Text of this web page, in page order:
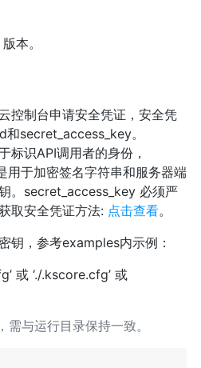
本。
控制台申请安全凭证，安全凭
secret_access_key。
标识API调用者的身份，
用于加密签名字符串和服务器端
。secret_access_key 必须严
取安全凭证方法: 点击查看。
钥，参考examples内示例：
或 ‘./.kscore.cfg’ 或
与运行目录保持一致。